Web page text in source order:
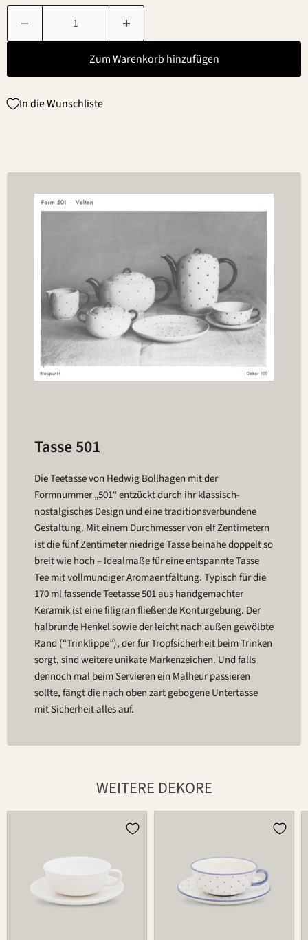
Zum Warenkorb hinzufügen
In die Wunschliste
Tasse 501
Die Teetasse von Hedwig Bollhagen mit der
Formnummer „501“ entzückt durch ihr klassisch-
nostalgisches Design und eine traditionsverbundene
Gestaltung. Mit einem Durchmesser von elf Zentimetern
ist die fünf Zentimeter niedrige Tasse beinahe doppelt so
breit wie hoch – Idealmaße für eine entspannte Tasse
Tee mit vollmundiger Aromaentfaltung. Typisch für die
170 ml fassende Teetasse 501 aus handgemachter
Keramik ist eine filigran fließende Konturgebung. Der
halbrunde Henkel sowie der leicht nach außen gewölbte
Rand (“Trinklippe”), der für Tropfsicherheit beim Trinken
sorgt, sind weitere unikate Markenzeichen. Und falls
dennoch mal beim Servieren ein Malheur passieren
sollte, fängt die nach oben zart gebogene Untertasse
mit Sicherheit alles auf.
WEITERE DEKORE